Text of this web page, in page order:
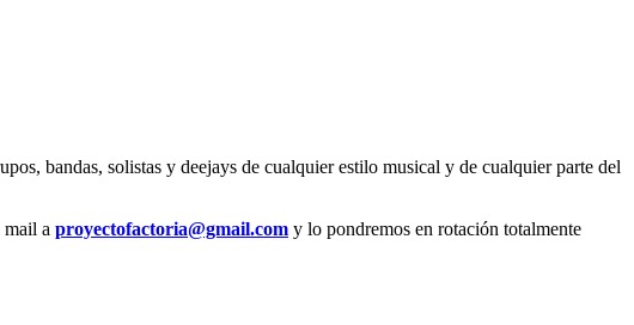
bandas, solistas y deejays de cualquier estilo musical y de cualquier parte del
mail a proyectofactoria@gmail.com y lo pondremos en rotación totalmente